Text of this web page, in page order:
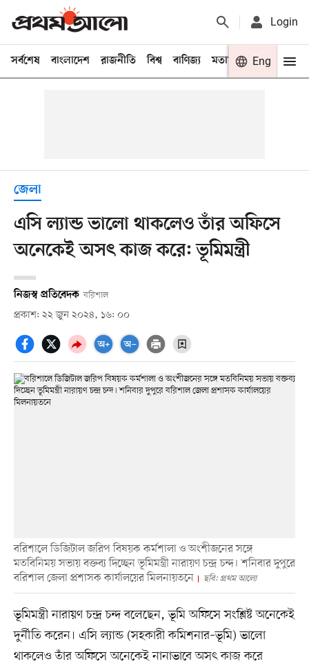
Login
সর্বশেষ বাংলাদেশ রাজনীতি বিশ্ব বাণিজ্য মতামত খেলা
Eng
জেলা
এসি ল্যান্ড ভালো থাকলেও তাঁর অফিসে
অনেকেই অসৎ কাজ করে: ভূমিমন্ত্রী
নিজস্ব প্রতিবেদক বরিশাল
প্রকাশ: ২২ জুন ২০২৪, ১৬: ০০
বরিশালে ডিজিটাল জরিপ বিষয়ক কর্মশালা ও অংশীজনের সঙ্গে
মতবিনিময় সভায় বক্তব্য দিচ্ছেন ভূমিমন্ত্রী নারায়ণ চন্দ্র চন্দ। শনিবার দুপুরে
বরিশাল জেলা প্রশাসক কার্যালয়ের মিলনায়তনে
ছবি: প্রথম আলো
ভূমিমন্ত্রী নারায়ণ চন্দ্র চন্দ বলেছেন, ভূমি অফিসে সংশ্লিষ্ট অনেকেই
দুর্নীতি করেন। এসি ল্যান্ড (সহকারী কমিশনার–ভূমি) ভালো
থাকলেও তাঁর অফিসে অনেকেই নানাভাবে অসৎ কাজ করে